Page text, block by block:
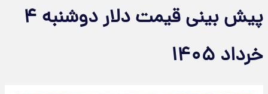
پیش بینی قیمت دلار دوشنبه ۴
خرداد ۱۴۰۵